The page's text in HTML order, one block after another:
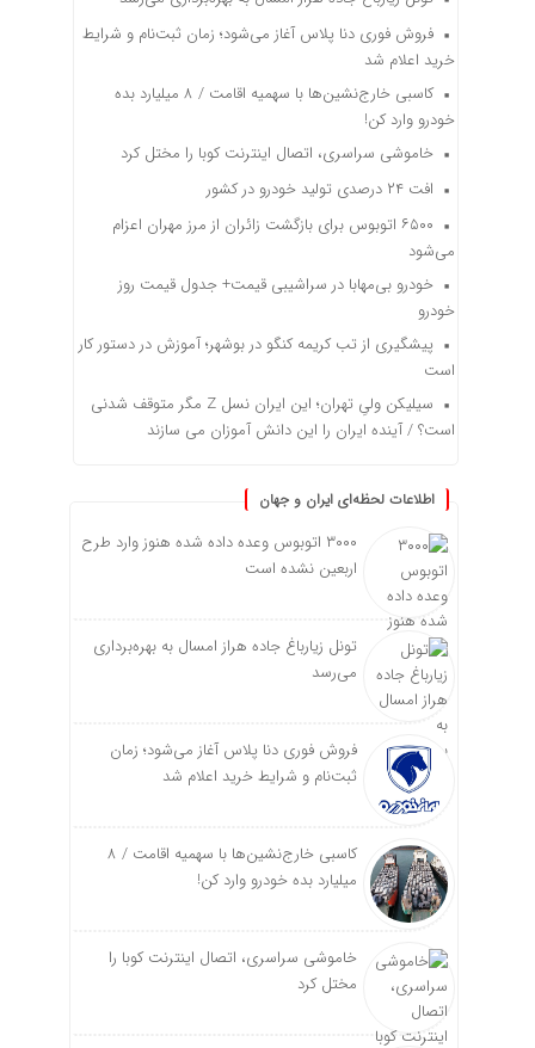
فروش فوری دنا پلاس آغاز می‌شود؛ زمان ثبت‌نام و شرایط
خرید اعلام شد
کاسبی خارج‌نشین‌ها با سهمیه اقامت / ۸ میلیارد بده
خودرو وارد کن!
خاموشی سراسری، اتصال اینترنت کوبا را مختل کرد
افت ۲۴ درصدی تولید خودرو در کشور
۶۵۰۰ اتوبوس برای بازگشت زائران از مرز مهران اعزام
می‌شود
خودرو بی‌مهابا در سراشیبی قیمت+ جدول قیمت روز
خودرو
پیشگیری از تب کریمه کنگو در بوشهر؛ آموزش در دستور کار
است
سیلیکن ولیِ تهران؛ این ایران نسل Z مگر متوقف شدنی
است؟ / آینده ایران را این دانش آموزان می سازند
اطلاعات لحظه‌ای ایران و جهان
۳۰۰۰ اتوبوس وعده داده شده هنوز وارد طرح
اربعین نشده است
تونل زیارباغ جاده هراز امسال به بهره‌برداری
می‌رسد
فروش فوری دنا پلاس آغاز می‌شود؛ زمان
ثبت‌نام و شرایط خرید اعلام شد
کاسبی خارج‌نشین‌ها با سهمیه اقامت / ۸
میلیارد بده خودرو وارد کن!
خاموشی سراسری، اتصال اینترنت کوبا را
مختل کرد